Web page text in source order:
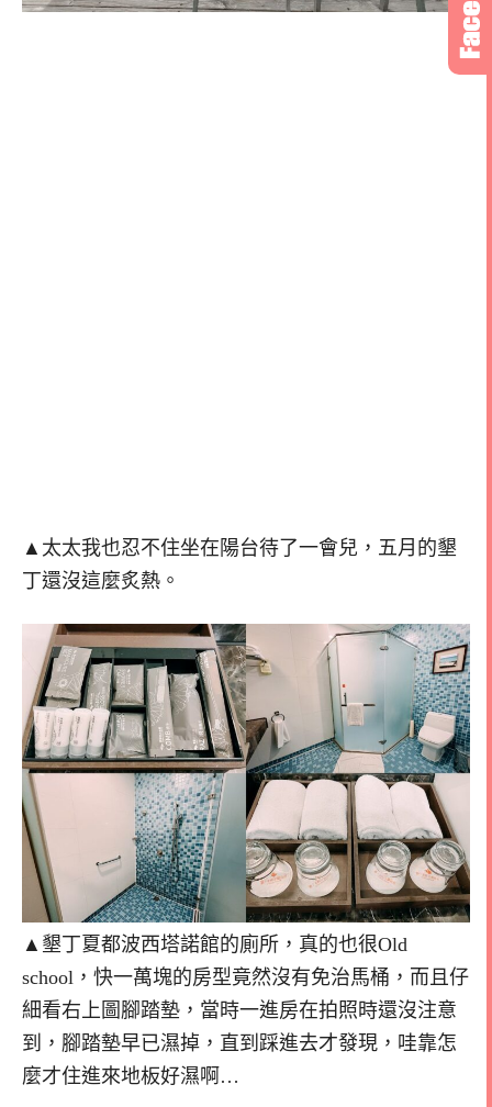
▲太太我也忍不住坐在陽台待了一會兒，五月的墾
丁還沒這麼炙熱。
▲墾丁夏都波西塔諾館的廁所，真的也很Old
school，快一萬塊的房型竟然沒有免治馬桶，而且仔
細看右上圖腳踏墊，當時一進房在拍照時還沒注意
到，腳踏墊早已濕掉，直到踩進去才發現，哇靠怎
麼才住進來地板好濕啊…